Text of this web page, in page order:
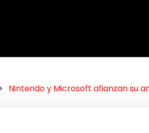
Nintendo y Microsoft afianzan su